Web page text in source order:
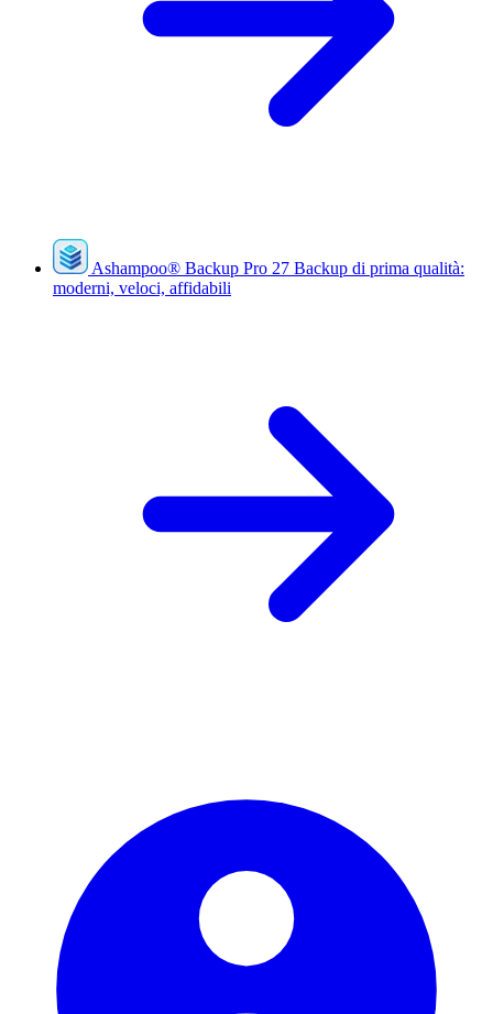
Ashampoo® Backup Pro 27 Backup di prima qualità:
moderni, veloci, affidabili